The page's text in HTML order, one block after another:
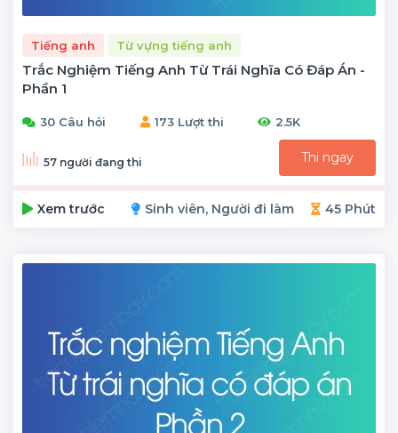
Tiếng anh Từ vựng tiếng anh
Trắc Nghiệm Tiếng Anh Từ Trái Nghĩa Có Đáp Án -
Phần 1
30 Câu hỏi 173 Lượt thi 2.5K
57 người đang thi Thi ngay
Xem trước Sinh viên, Người đi làm 45 Phút